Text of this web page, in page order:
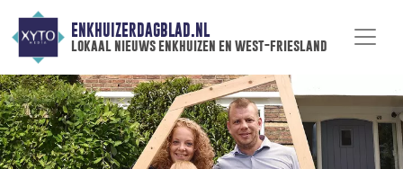
ENKHUIZERDAGBLAD.NL
lokaal nieuws enkhuizen en west-friesland